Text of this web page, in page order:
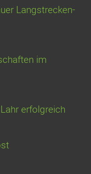
Langstrecken-
im
erfolgreich